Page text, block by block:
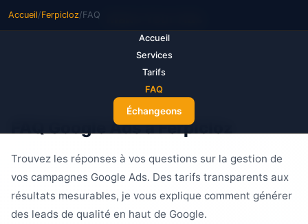
Accueil
Services
Tarifs
FAQ
Échangeons
Accueil/Ferpicloz/FAQ
FAQ Google Ads à Ferpicloz
Trouvez les réponses à vos questions sur la gestion de
vos campagnes Google Ads. Des tarifs transparents aux
résultats mesurables, je vous explique comment générer
des leads de qualité en haut de Google.